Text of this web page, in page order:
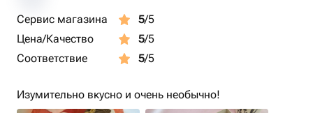
Сервис магазина 5/5
Цена/Качество
5/5
Соответствие
5/5
Изумительно вкусно и очень необычно!